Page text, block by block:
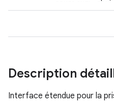
Description
Interface étendue pour la